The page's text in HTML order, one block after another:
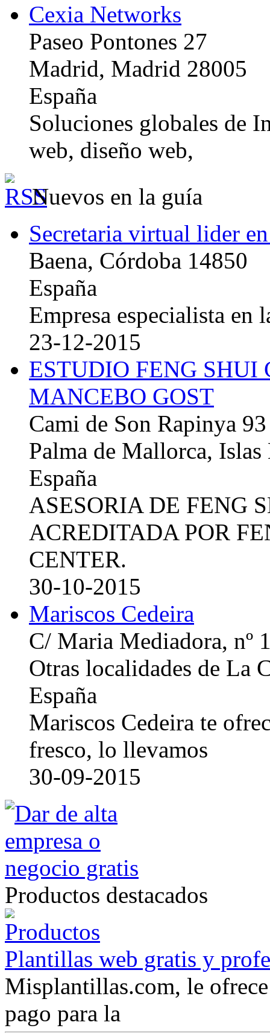
Cexia Networks
Paseo Pontones 27
Madrid, Madrid 28005
España
Soluciones globales de
web, diseño web,
Nuevos en la guía
Secretaria virtual lider
Baena, Córdoba 14850
España
Empresa especialista en
23-12-2015
ESTUDIO FENG
MANCEBO GOST
Cami de Son Rapinya 93
Palma de Mallorca, Islas
España
ASESORIA DE FENG
ACREDITADA POR
CENTER.
30-10-2015
Mariscos Cedeira
C/ Maria Mediadora, nº
Otras localidades de La
España
Mariscos Cedeira te
fresco, lo llevamos
30-09-2015
Productos destacados
Plantillas web gratis y
Misplantillas.com, le
pago para la